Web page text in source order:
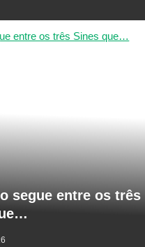
segue entre os três